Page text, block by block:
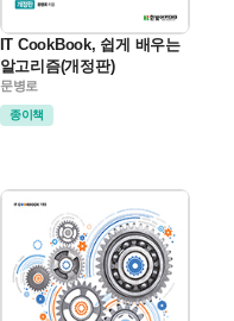
IT CookBook, 쉽게 배우는
알고리즘(개정판)
문병로
종이책